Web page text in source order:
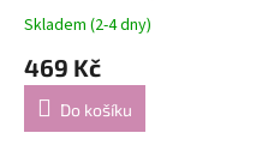
100 ks
Skladem (2-4 dny)
469 Kč
Do košíku